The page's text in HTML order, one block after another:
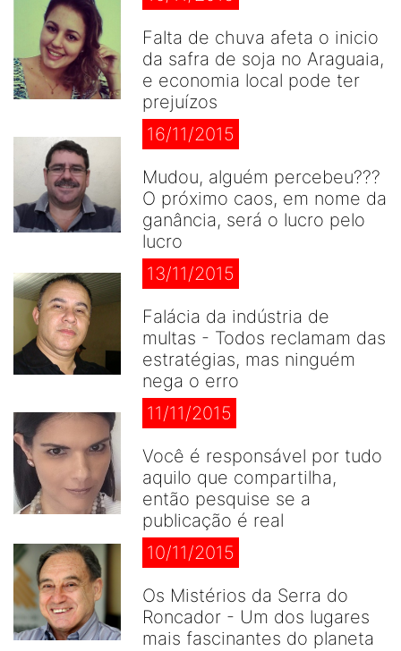
Falta de chuva afeta o inicio
da safra de soja no Araguaia,
e economia local pode ter
prejuízos
16/11/2015
Mudou, alguém percebeu???
O próximo caos, em nome da
ganância, será o lucro pelo
lucro
13/11/2015
Falácia da indústria de
multas - Todos reclamam das
estratégias, mas ninguém
nega o erro
11/11/2015
Você é responsável por tudo
aquilo que compartilha,
então pesquise se a
publicação é real
10/11/2015
Os Mistérios da Serra do
Roncador - Um dos lugares
mais fascinantes do planeta